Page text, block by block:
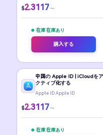
$2.3117 〜
在庫 在庫あり
購入する
中国の Apple ID | iCloudをア
クティブ化する
Apple ID Apple ID
$2.3117 〜
在庫 在庫あり